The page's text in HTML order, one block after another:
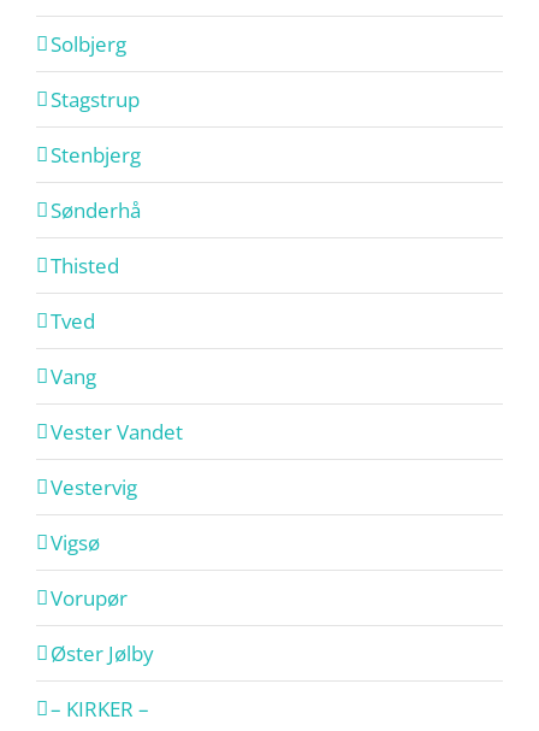
Solbjerg
Stagstrup
Stenbjerg
Sønderhå
Thisted
Tved
Vang
Vester Vandet
Vestervig
Vigsø
Vorupør
Øster Jølby
– KIRKER –